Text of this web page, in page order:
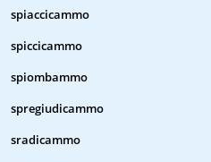
spiaccicammo
spiccicammo
spiombammo
spregiudicammo
sradicammo